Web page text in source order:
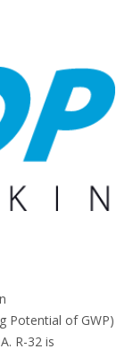
Potential of GWP)
R-32 is